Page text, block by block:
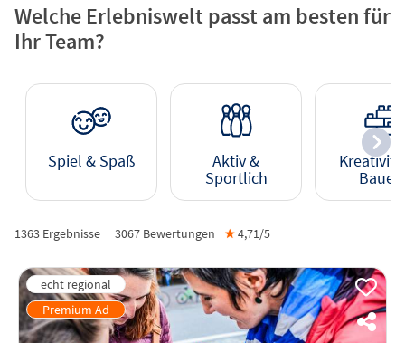
Welche Erlebniswelt passt am besten für
Ihr Team?
Spiel & Spaß
Aktiv &
Sportlich
Bauen
1363 Ergebnisse 3067 Bewertungen ★4,71/5